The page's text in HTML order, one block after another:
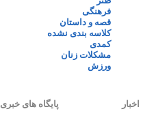
فرهنگی
قصه و داستان
کلاسه بندی نشده
کمدی
مشکلات زنان
ورزش
اخبار پایگاه های خبری